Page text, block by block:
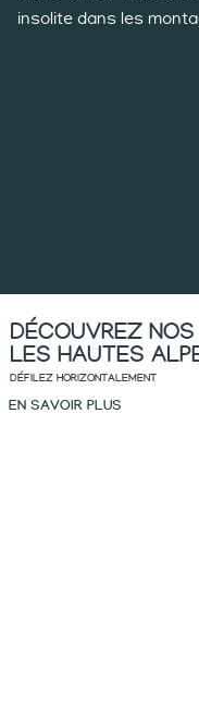
insolite dans les
DÉCOUVREZ
LES HAUTES
DÉFILEZ HORIZONTALEMENT